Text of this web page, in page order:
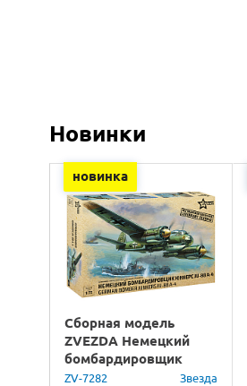
Новинки
новинка
Сборная модель
ZVEZDA Немецкий
бомбардировщик
Юнкерс Ju-88, 1/72
ZV-7282 Звезда